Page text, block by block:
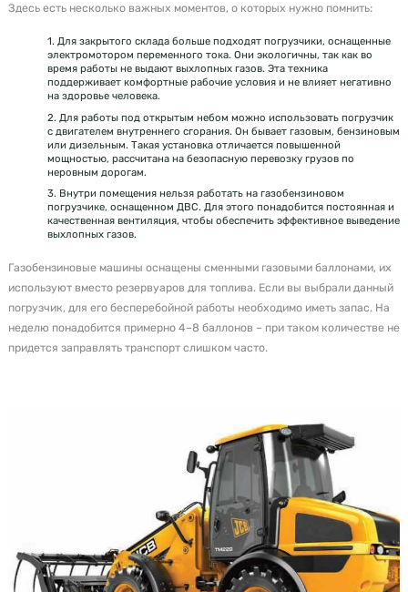
Здесь есть несколько важных моментов, о которых нужно помнить:
1. Для закрытого склада больше подходят погрузчики, оснащенные
электромотором переменного тока. Они экологичны, так как во
время работы не выдают выхлопных газов. Эта техника
поддерживает комфортные рабочие условия и не влияет негативно
на здоровье человека.
2. Для работы под открытым небом можно использовать погрузчик
с двигателем внутреннего сгорания. Он бывает газовым, бензиновым
или дизельным. Такая установка отличается повышенной
мощностью, рассчитана на безопасную перевозку грузов по
неровным дорогам.
3. Внутри помещения нельзя работать на газобензиновом
погрузчике, оснащенном ДВС. Для этого понадобится постоянная и
качественная вентиляция, чтобы обеспечить эффективное выведение
выхлопных газов.
Газобензиновые машины оснащены сменными газовыми баллонами, их
используют вместо резервуаров для топлива. Если вы выбрали данный
погрузчик, для его бесперебойной работы необходимо иметь запас. На
неделю понадобится примерно 4–8 баллонов – при таком количестве не
придется заправлять транспорт слишком часто.